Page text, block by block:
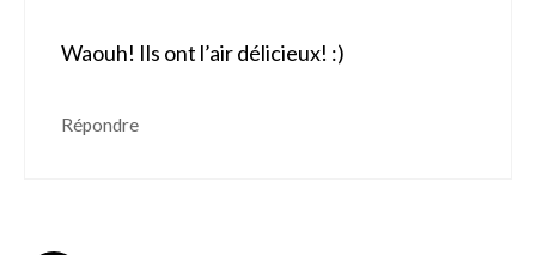
Waouh! Ils ont l’air délicieux! :)
Répondre